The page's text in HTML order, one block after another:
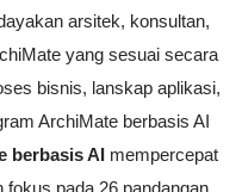
arsitek, konsultan,
yang sesuai secara
bisnis, lanskap aplikasi,
ArchiMate berbasis AI
berbasis AI mempercepat